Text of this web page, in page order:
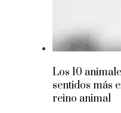
Los 10
sentidos más
reino animal